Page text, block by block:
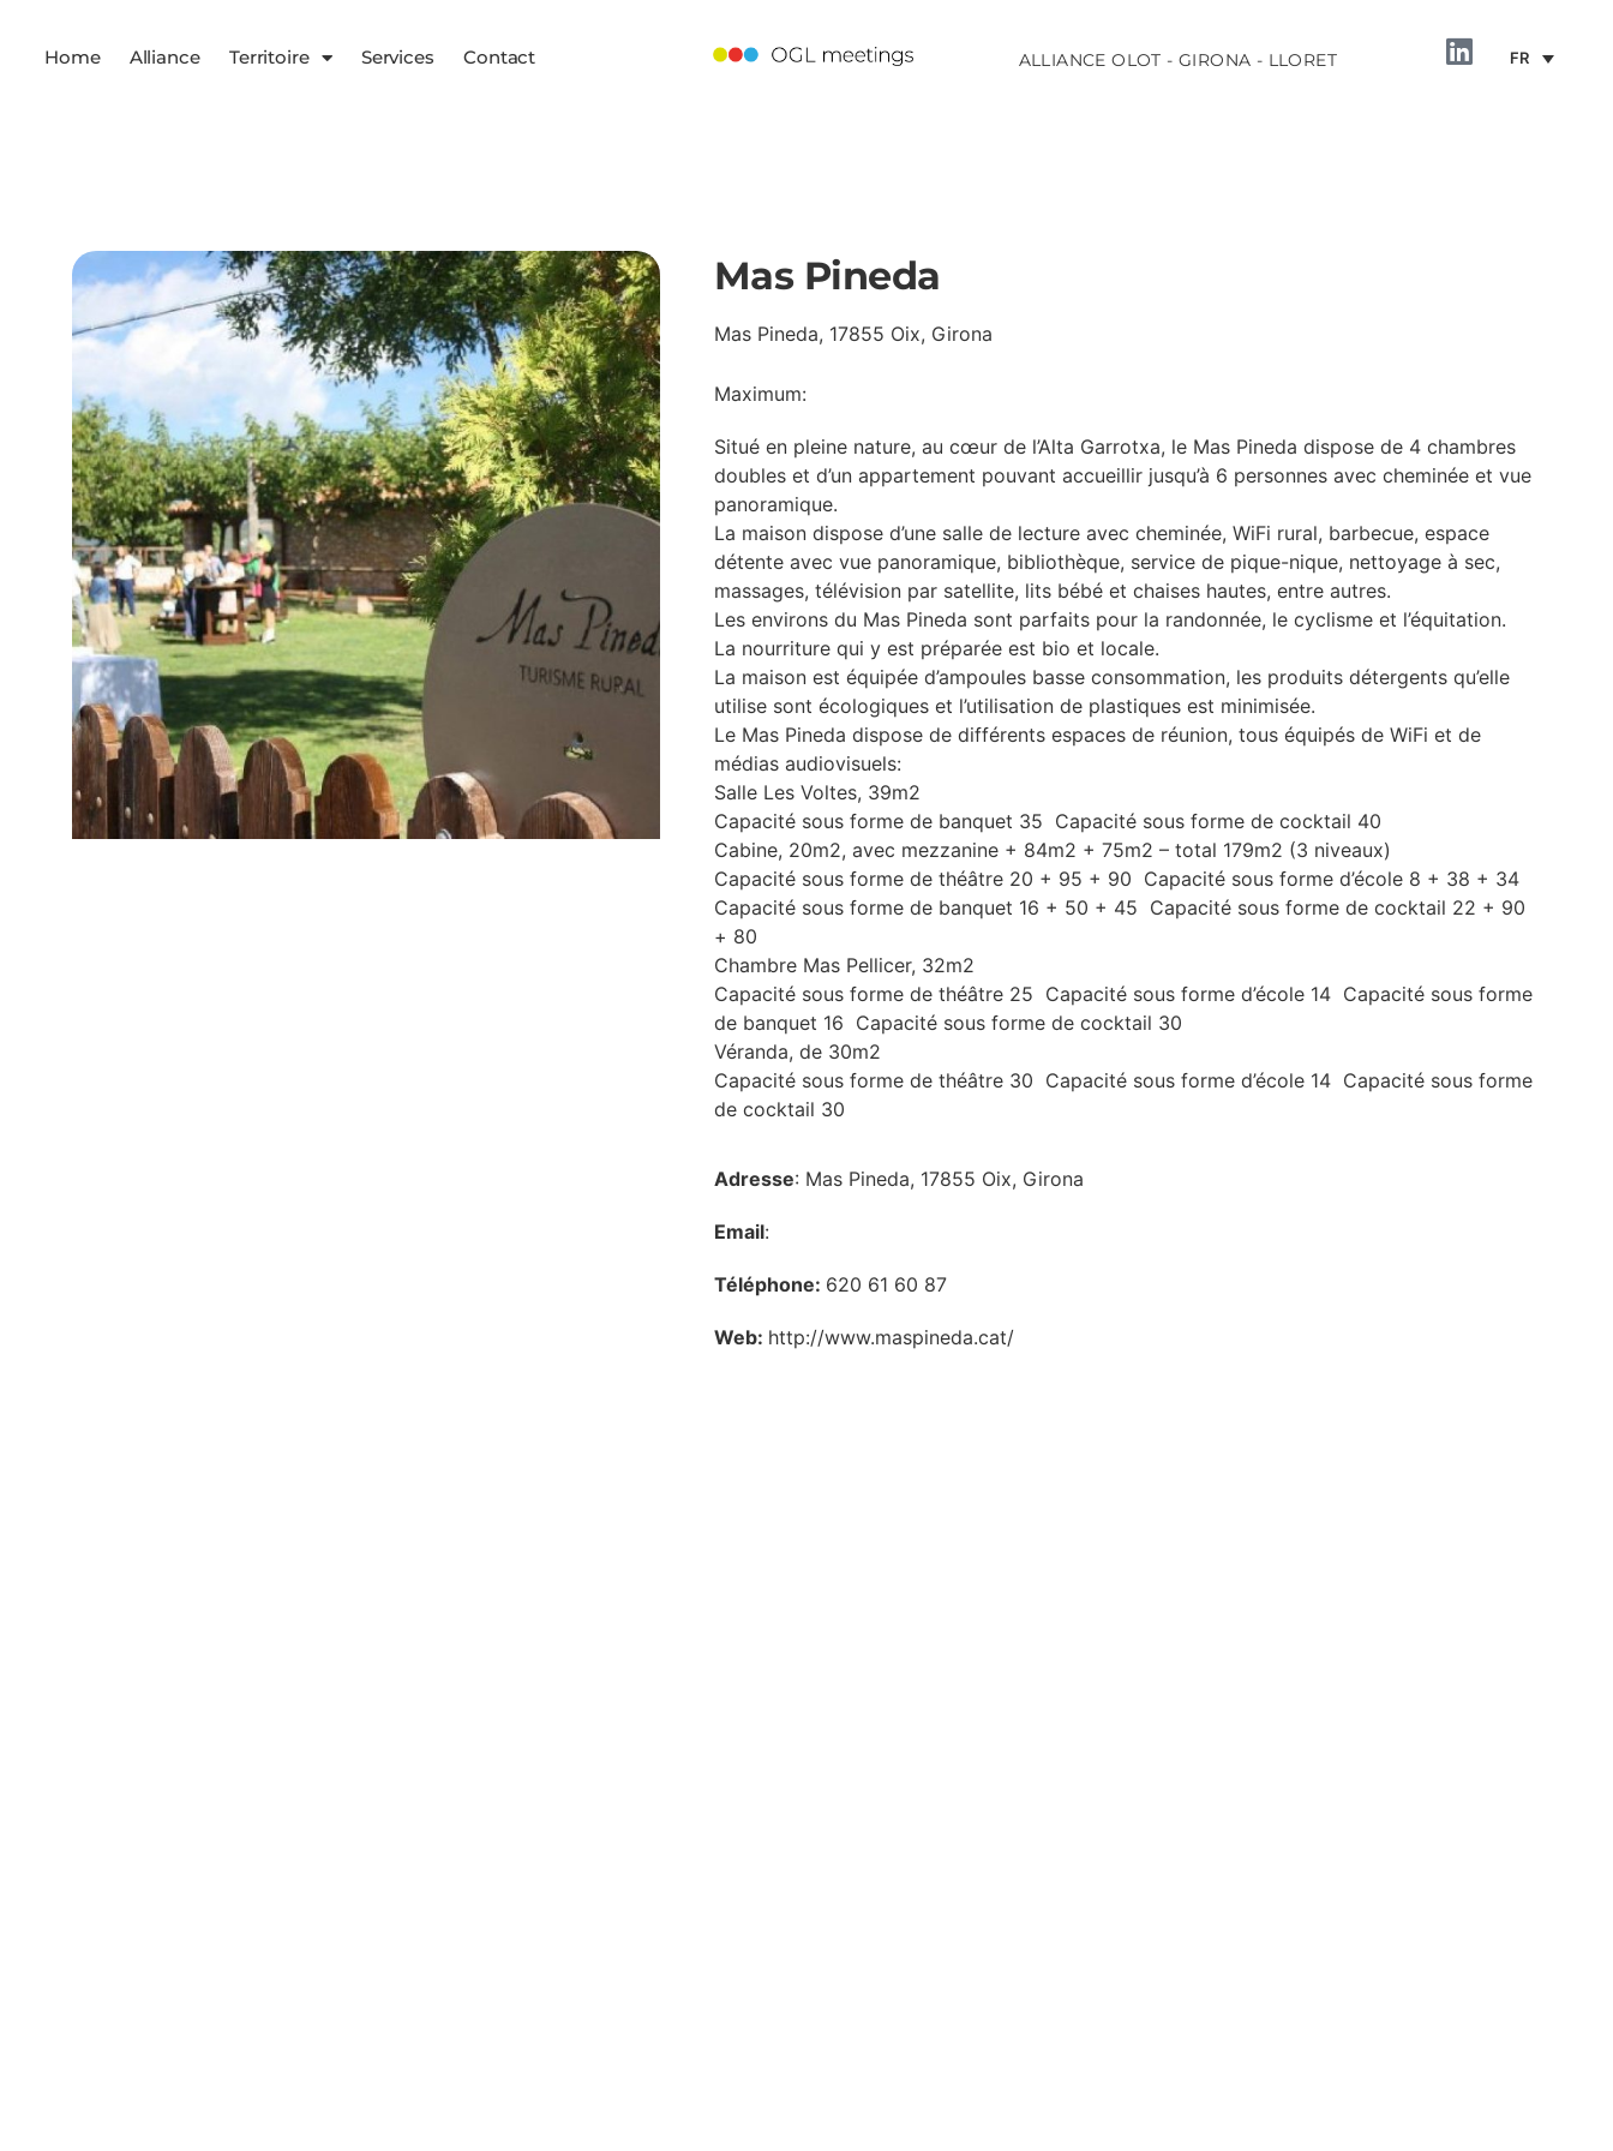
Home Alliance Territoire Services Contact ALLIANCE OLOT - GIRONA - LLORET FR
Mas Pineda
Mas Pineda, 17855 Oix, Girona
Maximum:
Situé en pleine nature, au cœur de l’Alta Garrotxa, le Mas Pineda dispose de 4 chambres
doubles et d’un appartement pouvant accueillir jusqu’à 6 personnes avec cheminée et vue
panoramique.
La maison dispose d’une salle de lecture avec cheminée, WiFi rural, barbecue, espace
détente avec vue panoramique, bibliothèque, service de pique-nique, nettoyage à sec,
massages, télévision par satellite, lits bébé et chaises hautes, entre autres.
Les environs du Mas Pineda sont parfaits pour la randonnée, le cyclisme et l’équitation.
La nourriture qui y est préparée est bio et locale.
La maison est équipée d’ampoules basse consommation, les produits détergents qu’elle
utilise sont écologiques et l’utilisation de plastiques est minimisée.
Le Mas Pineda dispose de différents espaces de réunion, tous équipés de WiFi et de
médias audiovisuels:
Salle Les Voltes, 39m2
Capacité sous forme de banquet 35 Capacité sous forme de cocktail 40
Cabine, 20m2, avec mezzanine + 84m2 + 75m2 – total 179m2 (3 niveaux)
Capacité sous forme de théâtre 20 + 95 + 90 Capacité sous forme d’école 8 + 38 + 34
Capacité sous forme de banquet 16 + 50 + 45 Capacité sous forme de cocktail 22 + 90
+ 80
Chambre Mas Pellicer, 32m2
Capacité sous forme de théâtre 25 Capacité sous forme d’école 14 Capacité sous forme
de banquet 16 Capacité sous forme de cocktail 30
Véranda, de 30m2
Capacité sous forme de théâtre 30 Capacité sous forme d’école 14 Capacité sous forme
de cocktail 30
Adresse: Mas Pineda, 17855 Oix, Girona
Email:
Téléphone: 620 61 60 87
Web: http://www.maspineda.cat/